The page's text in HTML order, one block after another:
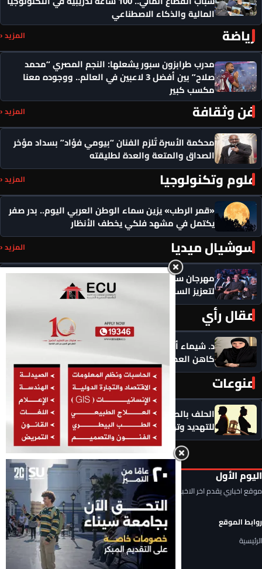
المالية والذكاء الاصطناعي
رياضة المزيد ‹
مدرب طرابزون سبور يشعلها: النجم المصري “محمد
صلاح” بين أفضل 3 لاعبين في العالم.. ووجوده معنا
مكسب كبير
فن وثقافة المزيد ‹
محكمة الأسرة تُلزم الفنان “بيومي فؤاد” بسداد مؤخر
الصداق والمتعة والعدة لطليقته
علوم وتكنولوجيا المزيد ‹
«قمر الرطب» يزين سماء الوطن العربي اليوم.. بدر صفر
يكتمل في مشهد فلكي يخطف الأنظار
سوشيال ميديا المزيد ‹
مهرجان سيمفوني للفنون يكرم رموزاً مؤثرة ويدعو
لتعزيز السلام
مقال رأي
د. شيماء أحمدين تكتب .. حين يصبح الذكاء الاصطناعي
كاهن العصر: هل نستبدل التأمل بالاستهلاك؟
منوعات المزيد ‹
الحلف بالطلاق عادة سيئة.. لا تجعلوا الطلاق سلاحًا
للتهديد وتهديدًا لاستقرار الأسرة
اليوم الأول
موقع اخباري يقدم اخر الاخبار المحلية والعربية والعالمية
روابط الموقع
الرئيسية